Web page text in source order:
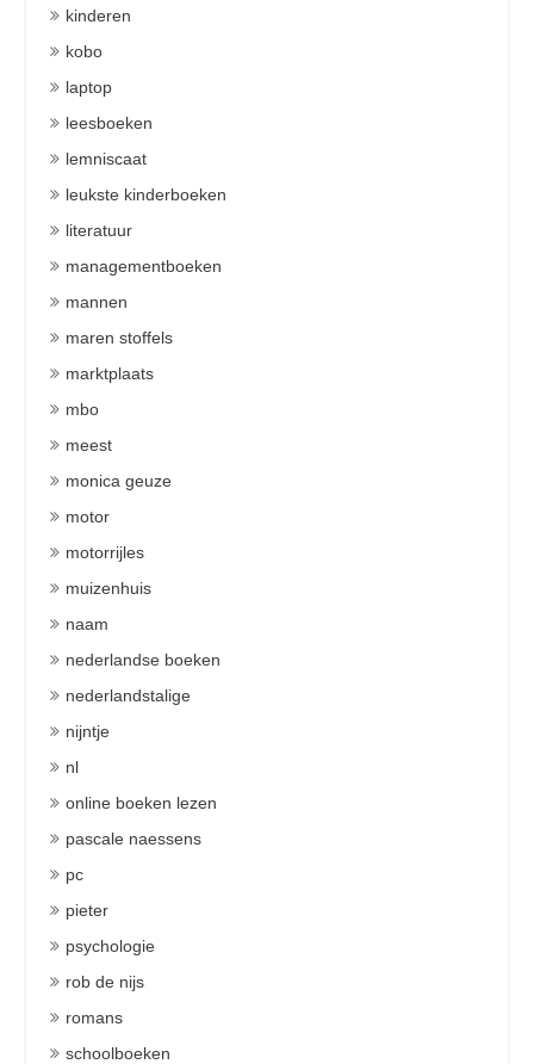
kinderen
kobo
laptop
leesboeken
lemniscaat
leukste kinderboeken
literatuur
managementboeken
mannen
maren stoffels
marktplaats
mbo
meest
monica geuze
motor
motorrijles
muizenhuis
naam
nederlandse boeken
nederlandstalige
nijntje
nl
online boeken lezen
pascale naessens
pc
pieter
psychologie
rob de nijs
romans
schoolboeken